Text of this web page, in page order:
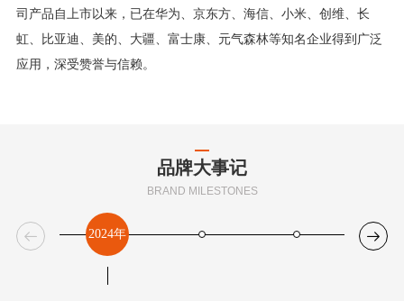
司产品自上市以来，已在华为、京东方、海信、小米、创维、长
虹、比亚迪、美的、大疆、富士康、元气森林等知名企业得到广泛
应用，深受赞誉与信赖。
品牌大事记
BRAND MILESTONES
2024年 
